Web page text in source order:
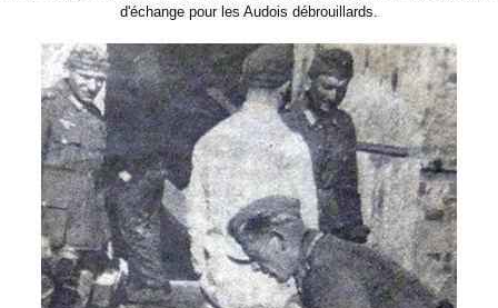
d'échange pour les Audois débrouillards.